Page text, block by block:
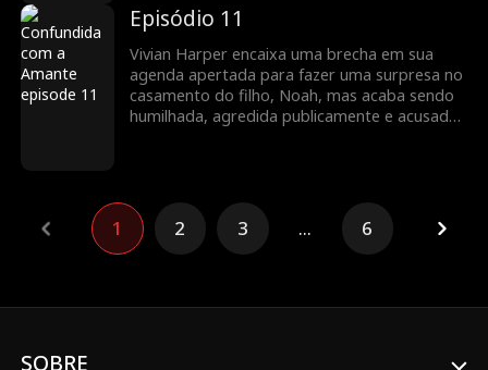
família Harper se vê à beira do colapso. Em
um mundo onde manter as aparências é
essencial, um único erro pode destruir tudo…
e revelar mentiras guardadas por muito
tempo.
Episódio 11
Vivian Harper encaixa uma brecha em sua
agenda apertada para fazer uma surpresa no
casamento do filho, Noah, mas acaba sendo
humilhada, agredida publicamente e acusada
um mundo onde manter as aparências é
essencial, um único erro pode destruir tudo…
e revelar mentiras guardadas por muito
tempo.
1 2 3 ... 6
SOBRE